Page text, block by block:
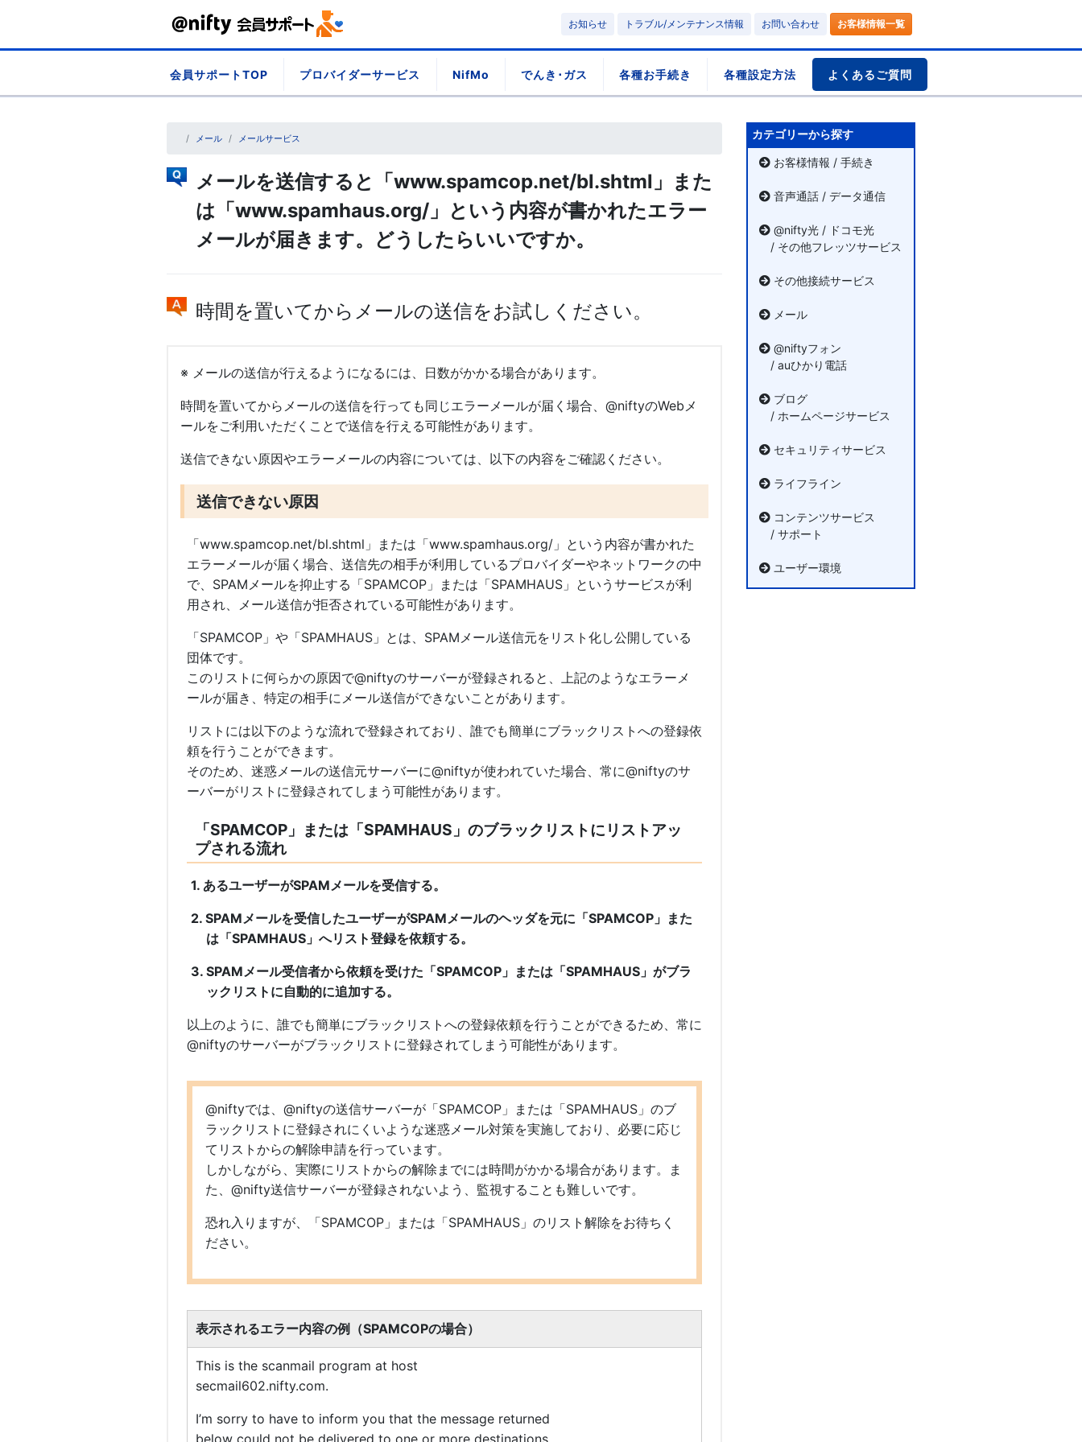
content
お知らせ トラブル/メンテナンス情報 お問い合わせ お客様情報一覧
会員サポートTOP プロバイダーサービス NifMo でんき･ガス 各種お手続き 各種設定方法 よくあるご質問
メール メールサービス
メールを送信すると「www.spamcop.net/bl.shtml」また
は「www.spamhaus.org/」という内容が書かれたエラー
メールが届きます。どうしたらいいですか。
時間を置いてからメールの送信をお試しください。
※ メールの送信が行えるようになるには、日数がかかる場合があります。
時間を置いてからメールの送信を行っても同じエラーメールが届く場合、@niftyのWebメ
ールをご利用いただくことで送信を行える可能性があります。
送信できない原因やエラーメールの内容については、以下の内容をご確認ください。
送信できない原因
「www.spamcop.net/bl.shtml」または「www.spamhaus.org/」という内容が書かれた
エラーメールが届く場合、送信先の相手が利用しているプロバイダーやネットワークの中
で、SPAMメールを抑止する「SPAMCOP」または「SPAMHAUS」というサービスが利
用され、メール送信が拒否されている可能性があります。
「SPAMCOP」や「SPAMHAUS」とは、SPAMメール送信元をリスト化し公開している
団体です。
このリストに何らかの原因で@niftyのサーバーが登録されると、上記のようなエラーメ
ールが届き、特定の相手にメール送信ができないことがあります。
リストには以下のような流れで登録されており、誰でも簡単にブラックリストへの登録依
頼を行うことができます。
そのため、迷惑メールの送信元サーバーに@niftyが使われていた場合、常に@niftyのサ
ーバーがリストに登録されてしまう可能性があります。
「SPAMCOP」または「SPAMHAUS」のブラックリストにリストアッ
プされる流れ
1. あるユーザーがSPAMメールを受信する。
2. SPAMメールを受信したユーザーがSPAMメールのヘッダを元に「SPAMCOP」また
は「SPAMHAUS」へリスト登録を依頼する。
3. SPAMメール受信者から依頼を受けた「SPAMCOP」または「SPAMHAUS」がブラ
ックリストに自動的に追加する。
以上のように、誰でも簡単にブラックリストへの登録依頼を行うことができるため、常に
@niftyのサーバーがブラックリストに登録されてしまう可能性があります。
@niftyでは、@niftyの送信サーバーが「SPAMCOP」または「SPAMHAUS」のブ
ラックリストに登録されにくいような迷惑メール対策を実施しており、必要に応じ
てリストからの解除申請を行っています。
しかしながら、実際にリストからの解除までには時間がかかる場合があります。ま
た、@nifty送信サーバーが登録されないよう、監視することも難しいです。
恐れ入りますが、「SPAMCOP」または「SPAMHAUS」のリスト解除をお待ちく
ださい。
表示されるエラー内容の例（SPAMCOPの場合）
This is the scanmail program at host
secmail602.nifty.com.
I’m sorry to have to inform you that the message returned
below could not be delivered to one or more destinations.
カテゴリーから探す
お客様情報 / 手続き
音声通話 / データ通信
@nifty光 / ドコモ光
/ その他フレッツサービス
その他接続サービス
メール
@niftyフォン
/ auひかり電話
ブログ
/ ホームページサービス
セキュリティサービス
ライフライン
コンテンツサービス
/ サポート
ユーザー環境